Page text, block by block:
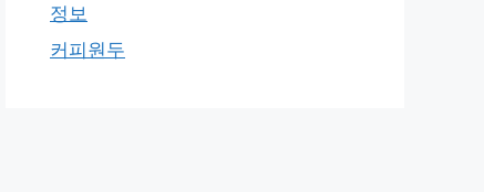
정보
커피원두